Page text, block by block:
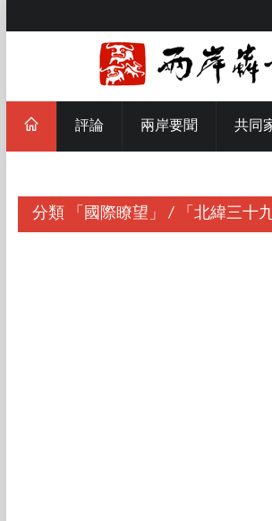
評論 兩岸要聞 共同
分類 「國際瞭望」 / 「北緯三十